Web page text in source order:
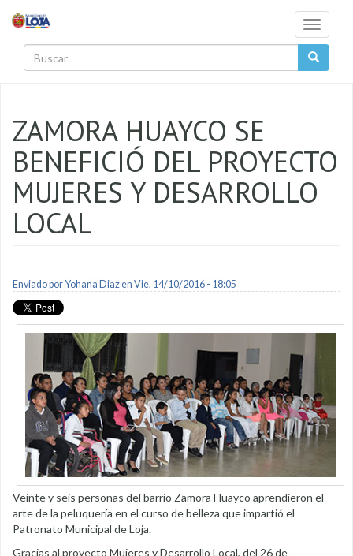
Toggle
ZAMORA HUAYCO SE
BENEFICIÓ DEL PROYECTO
MUJERES Y DESARROLLO
LOCAL
Enviado porYohana Diazen Vie, 14/10/2016 - 18:05
Veinte y seis personas del barrio Zamora Huayco aprendieron el
arte de la peluquería en el curso de belleza que impartió el
Patronato Municipal de Loja.
Gracias al proyecto Mujeres y Desarrollo Local, del 26 de